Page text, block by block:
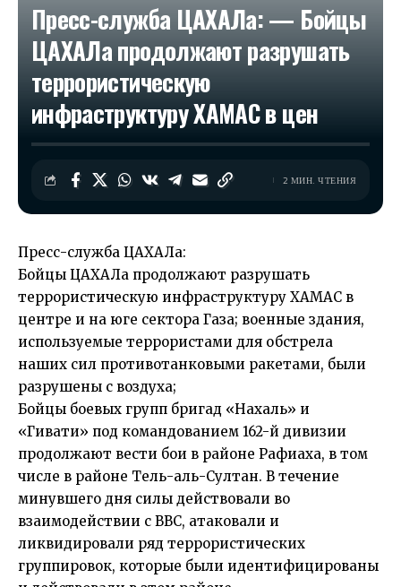
Пресс-служба ЦАХАЛа: — Бойцы
ЦАХАЛа продолжают разрушать
террористическую
инфраструктуру ХАМАС в цен
2 МИН. ЧТЕНИЯ
Пресс-служба ЦАХАЛа:
Бойцы ЦАХАЛа продолжают разрушать
террористическую инфраструктуру ХАМАС в
центре и на юге сектора Газа; военные здания,
используемые террористами для обстрела
наших сил противотанковыми ракетами, были
разрушены с воздуха;
Бойцы боевых групп бригад «Нахаль» и
«Гивати» под командованием 162-й дивизии
продолжают вести бои в районе Рафиаха, в том
числе в районе Тель-аль-Султан. В течение
минувшего дня силы действовали во
взаимодействии с ВВС, атаковали и
ликвидировали ряд террористических
группировок, которые были идентифицированы